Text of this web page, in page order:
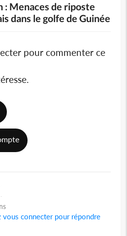
: Menaces de riposte
dans le golfe de Guinée
pour commenter ce
vous connecter pour répondre